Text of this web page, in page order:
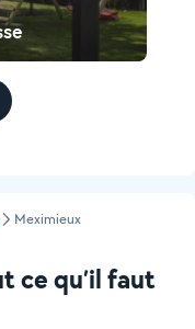
Meximieux
ce qu’il faut